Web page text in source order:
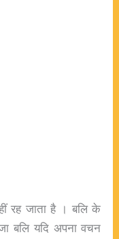
रह जाता है । बलि के
बलि यदि अपना वचन